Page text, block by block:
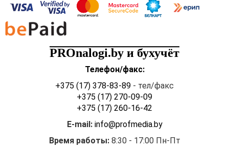
PROnalogi.by и бухучёт
Телефон/факс:
+375 (17) 378-83-89 - тел/факс
+375 (17) 270-09-09
+375 (17) 260-16-42
E-mail: info@profmedia.by
Время работы:8:30 - 17:00 Пн-Пт